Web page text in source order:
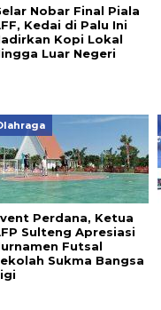
Nobar Final Piala
Kedai di Palu Ini
Kopi Lokal
Luar Negeri
Perdana, Ketua
Sulteng Apresiasi
Futsal
Sukma Bangsa